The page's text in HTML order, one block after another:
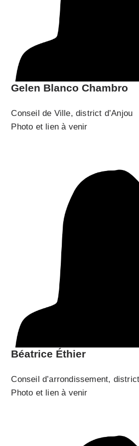
Gelen Blanco Chambro
Conseil de Ville, district d’Anjou
Photo et lien à venir
Béatrice Éthier
Conseil d’arrondissement,
Photo et lien à venir